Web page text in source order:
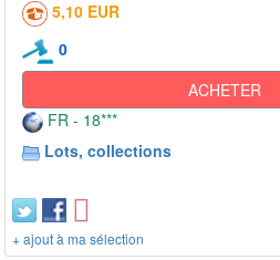
5,10 EUR
0
ACHETER
FR - 18***
Lots, collections
+ ajout à ma sélection